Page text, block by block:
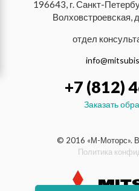
196643, г. Санкт-
Волховстроевская,
отдел
+7 (812)
Заказать
© 2016 «М-Моторс».
Политика